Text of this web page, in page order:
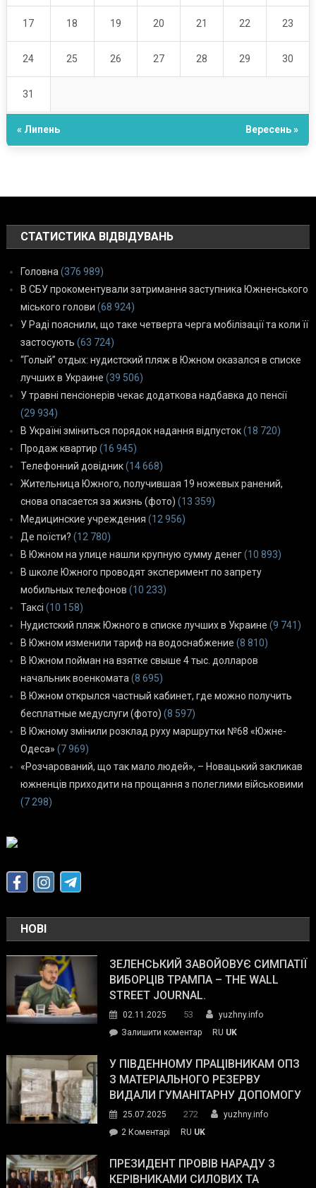
17 18 19 20 21 22 23
24 25 26 27 28 29 30
31
« Липень Вересень »
СТАТИСТИКА ВІДВІДУВАНЬ
Головна(376 989)
В СБУ прокоментували затримання заступника Южненського
міського голови (68 924)
У Раді пояснили, що таке четверта черга мобілізації та коли її
застосують (63 724)
“Голый” отдых: нудистский пляж в Южном оказался в списке
лучших в Украине (39 506)
У травні пенсіонерів чекає додаткова надбавка до пенсії
(29 934)
В Україні зміниться порядок надання відпусток(18 720)
Продаж квартир (16 945)
Телефонний довідник(14 668)
Жительница Южного, получившая 19 ножевых ранений,
снова опасается за жизнь (фото) (13 359)
Медицинские учреждения (12 956)
Де поїсти? (12 780)
В Южном на улице нашли крупную сумму денег(10 893)
В школе Южного проводят эксперимент по запрету
мобильных телефонов (10 233)
Таксі (10 158)
Нудистский пляж Южного в списке лучших в Украине (9 741)
В Южном изменили тариф на водоснабжение (8 810)
В Южном пойман на взятке свыше 4 тыс. долларов
начальник военкомата(8 695)
В Южном открылся частный кабинет, где можно получить
бесплатные медуслуги (фото) (8 597)
В Южному змінили розклад руху маршрутки №68 «Южне-
Одеса» (7 969)
«Розчарований, що так мало людей», – Новацький закликав
южненців приходити на прощання з полеглими військовими
(7 298)
НОВІ
ЗЕЛЕНСЬКИЙ ЗАВОЙОВУЄ СИМПАТІЇ
ВИБОРЦІВ ТРАМПА – THE WALL
STREET JOURNAL.
02.11.2025 53
yuzhny.info
Залишити коментарon
завойовує
симпатії
виборців
The
Street
Journal.
RU UK
У ПІВДЕННОМУ ПРАЦІВНИКАМ ОПЗ
З МАТЕРІАЛЬНОГО РЕЗЕРВУ
ВИДАЛИ ГУМАНІТАРНУ ДОПОМОГУ
25.07.2025 272
yuzhny.info
2 Коментарі
Південному
працівникам
RU UK
ПРЕЗИДЕНТ ПРОВІВ НАРАДУ З
КЕРІВНИКАМИ СИЛОВИХ ТА